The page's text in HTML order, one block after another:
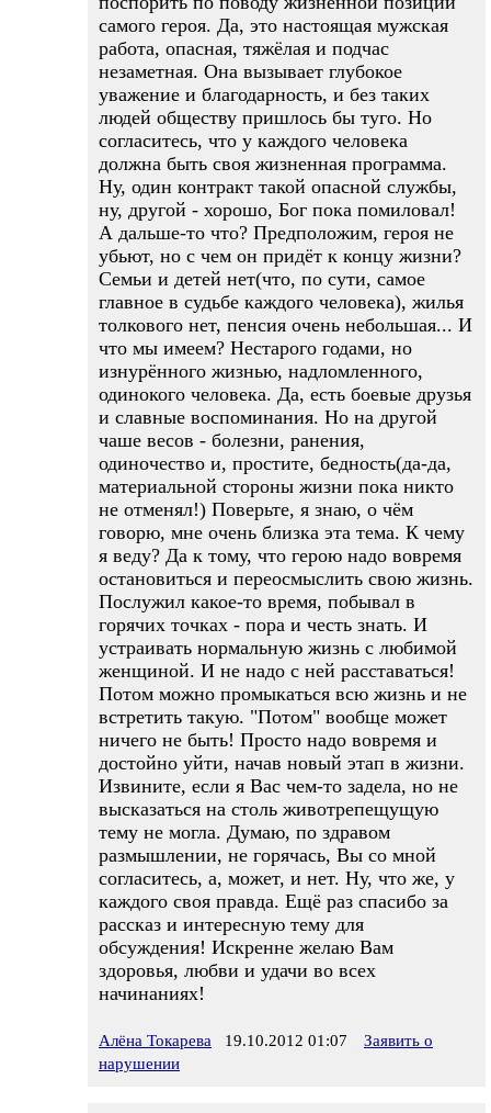
самого героя. Да, это настоящая мужская
работа, опасная, тяжёлая и подчас
незаметная. Она вызывает глубокое
уважение и благодарность, и без таких
людей обществу пришлось бы туго. Но
согласитесь, что у каждого человека
должна быть своя жизненная программа.
Ну, один контракт такой опасной службы,
ну, другой - хорошо, Бог пока помиловал!
А дальше-то что? Предположим, героя не
убьют, но с чем он придёт к концу жизни?
Семьи и детей нет(что, по сути, самое
главное в судьбе каждого человека), жилья
толкового нет, пенсия очень небольшая... И
что мы имеем? Нестарого годами, но
изнурённого жизнью, надломленного,
одинокого человека. Да, есть боевые друзья
и славные воспоминания. Но на другой
чаше весов - болезни, ранения,
одиночество и, простите, бедность(да-да,
материальной стороны жизни пока никто
не отменял!) Поверьте, я знаю, о чём
говорю, мне очень близка эта тема. К чему
я веду? Да к тому, что герою надо вовремя
остановиться и переосмыслить свою жизнь.
Послужил какое-то время, побывал в
горячих точках - пора и честь знать. И
устраивать нормальную жизнь с любимой
женщиной. И не надо с ней расставаться!
Потом можно промыкаться всю жизнь и не
встретить такую. "Потом" вообще может
ничего не быть! Просто надо вовремя и
достойно уйти, начав новый этап в жизни.
Извините, если я Вас чем-то задела, но не
высказаться на столь животрепещущую
тему не могла. Думаю, по здравом
размышлении, не горячась, Вы со мной
согласитесь, а, может, и нет. Ну, что же, у
каждого своя правда. Ещё раз спасибо за
рассказ и интересную тему для
обсуждения! Искренне желаю Вам
здоровья, любви и удачи во всех
начинаниях!
Алёна Токарева 19.10.2012 01:07
Заявить о
нарушении